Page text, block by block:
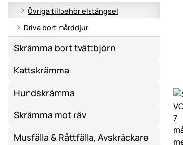
Övriga tillbehör elstängsel
Driva bort mårddjur
Skrämma bort tvättbjörn
Kattskrämma
Hundskrämma
Skrämma mot räv
Musfälla & Råttfälla, Avskräckare